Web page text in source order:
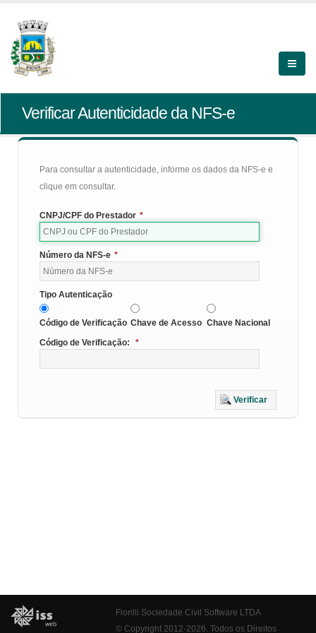
Verificar Autenticidade da NFS-e
Para consultar a autenticidade, informe os dados da NFS-e e
clique em consultar.
CNPJ/CPF do Prestador *
Número da NFS-e *
Tipo Autenticação
Código de Verificação Chave de Acesso Chave Nacional
Código de Verificação:
*
Verificar
Fiorilli Sociedade Civil Software LTDA
© Copyright 2012-2026. Todos os Direitos